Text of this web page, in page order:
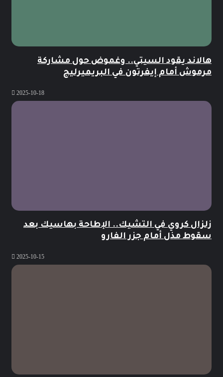
هالاند يقود السيتي.. وغموض حول مشاركة
مرموش أمام إيفرتون في البريميرليج
2025-10-18
زلزال كروي في التشيك.. الإطاحة بهاسيك بعد
سقوط مذل أمام جزر الفارو
2025-10-15